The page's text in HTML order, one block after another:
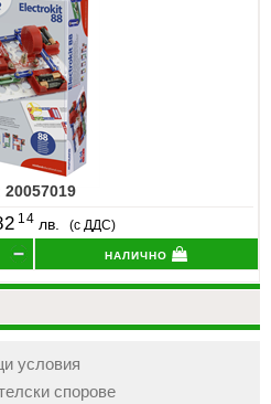
20057019
14 лв. (с ДДС)
налично
условия
спорове